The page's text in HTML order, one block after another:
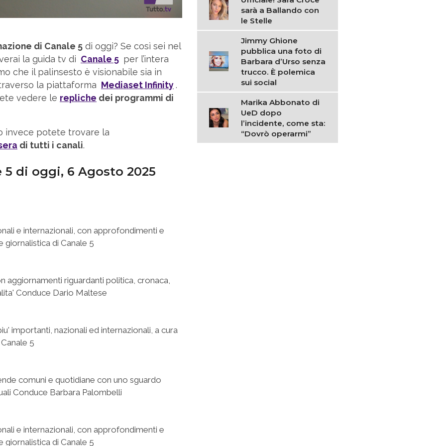
di Canale 5 di oggi? Se così sei nel
la guida tv di Canale 5 per l’intera
che il palinsesto è visionabile sia in
la piattaforma Mediaset Infinity.
vedere le repliche dei programmi di
invece potete trovare la
di tutti i canali.
5 di oggi, 6 Agosto 2025
e internazionali, con approfondimenti e
giornalistica di Canale 5
aggiornamenti riguardanti politica, cronaca,
Conduce Dario Maltese
importanti, nazionali ed internazionali, a cura
5
comuni e quotidiane con uno sguardo
Conduce Barbara Palombelli
e internazionali, con approfondimenti e
giornalistica di Canale 5
sarà a Ballando con
le Stelle
Jimmy Ghione
pubblica una foto di
Barbara d’Urso senza
trucco. È polemica
sui social
Marika Abbonato di
UeD dopo
l’incidente, come sta:
“Dovrò operarmi”